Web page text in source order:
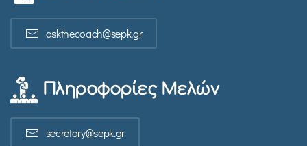
askthecoach@sepk.gr
Πληροφορίες Μελών
secretary@sepk.gr